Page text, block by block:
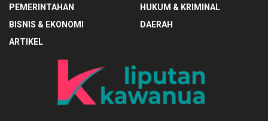
PEMERINTAHAN
HUKUM & KRIMINAL
BISNIS & EKONOMI
DAERAH
ARTIKEL